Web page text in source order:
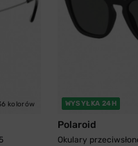
kolorów WYSYŁKA 24H
Polaroid
Okulary